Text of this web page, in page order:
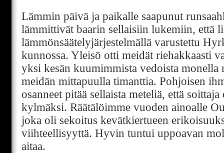
Lämmin päivä ja paikalle saapunut
lämmittivät baarin sellaisiin lukemiin, että
lämmönsäätelyjärjestelmällä varustettu
kunnossa. Yleisö otti meidät riehakkaasti
yksi kesän kuumimmista vedoista
meidän mittapuulla timanttia. Pohjoisen
osanneet pitää sellaista meteliä, että soittaja
kylmäksi. Räätälöimme vuoden ainoalle
joka oli sekoitus kevätkiertueen
viihteellisyyttä. Hyvin tuntui uppoavan
aitaa.